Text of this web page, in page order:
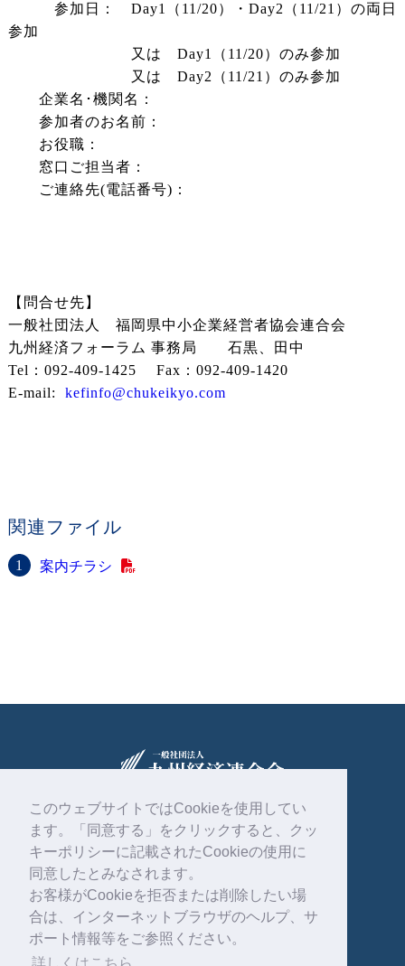
このウェブサイトではCookieを使用してい
ます。「同意する」をクリックすると、クッ
キーポリシーに記載されたCookieの使用に
同意したとみなされます。
お客様がCookieを拒否または削除したい場
合は、インターネットブラウザのヘルプ、サ
ポート情報等をご参照ください。
参加日： Day1（11/20）・Day2（11/21）の両日
参加
又は Day1（11/20）のみ参加
又は Day2（11/21）のみ参加
企業名･機関名：
参加者のお名前：
お役職：
窓口ご担当者：
ご連絡先(電話番号)：
【問合せ先】
一般社団法人 福岡県中小企業経営者協会連合会
九州経済フォーラム 事務局 石黒、田中
Tel：092-409-1425 Fax：092-409-1420
E-mail: kefinfo@chukeikyo.com
関連ファイル
案内チラシ
〒810-0004
福岡市中央区渡辺通2丁目1番82号
092-761-4261